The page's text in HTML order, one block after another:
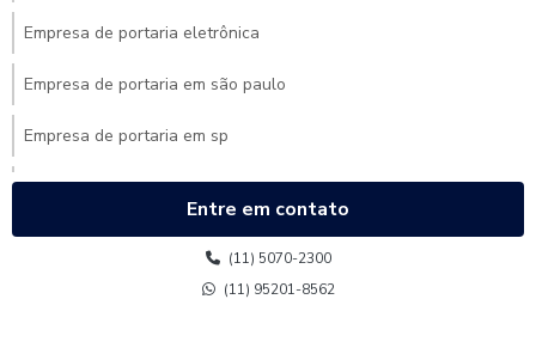
Empresa de portaria eletrônica
Empresa de portaria em são paulo
Empresa de portaria em sp
Empresa de portaria para condomínio
Empresa de portaria terceirizada
Empresa de portaria virtual
Entre em contato
(11) 5070-2300
(11) 95201-8562